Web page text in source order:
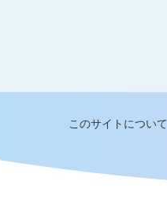
このサイトについて